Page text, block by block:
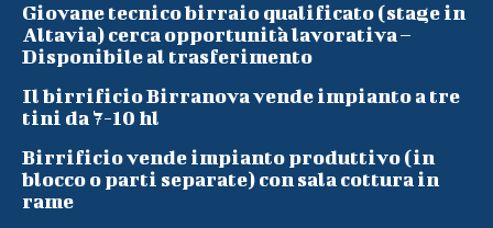
Giovane tecnico birraio qualificato (stage in
Altavia) cerca opportunità lavorativa –
Disponibile al trasferimento
Il birrificio Birranova vende impianto a tre
tini da 7-10 hl
Birrificio vende impianto produttivo (in
blocco o parti separate) con sala cottura in
rame